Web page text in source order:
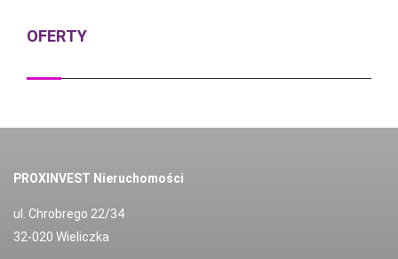
OFERTY
PROXINVEST Nieruchomości
ul. Chrobrego 22/34
32-020 Wieliczka